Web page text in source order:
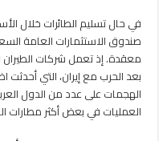
في حال تسليم الطائرات خلال
صندوق الاستثمارات العامة
معقدة. إذ تعمل شركات الطيران
بعد الحرب مع إيران، التي
الهجمات على عدد من الدول
العمليات في بعض أكثر مطارات